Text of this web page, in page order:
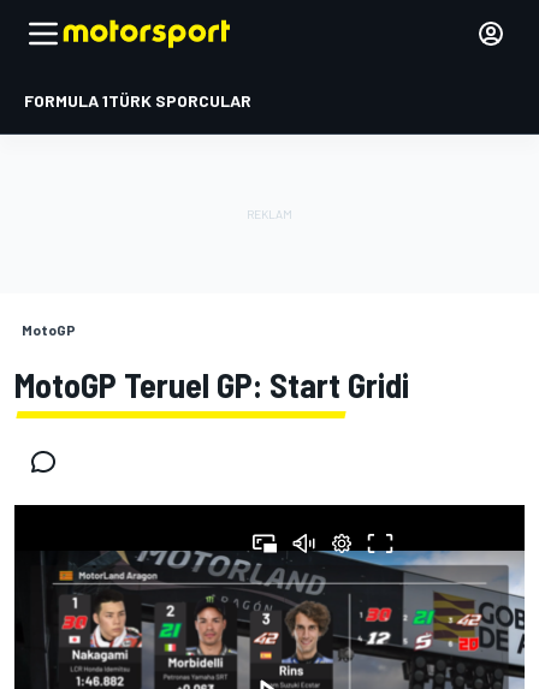
FORMULA 1TÜRK SPORCULAR
MotoGP
MotoGP Teruel GP: Start Gridi